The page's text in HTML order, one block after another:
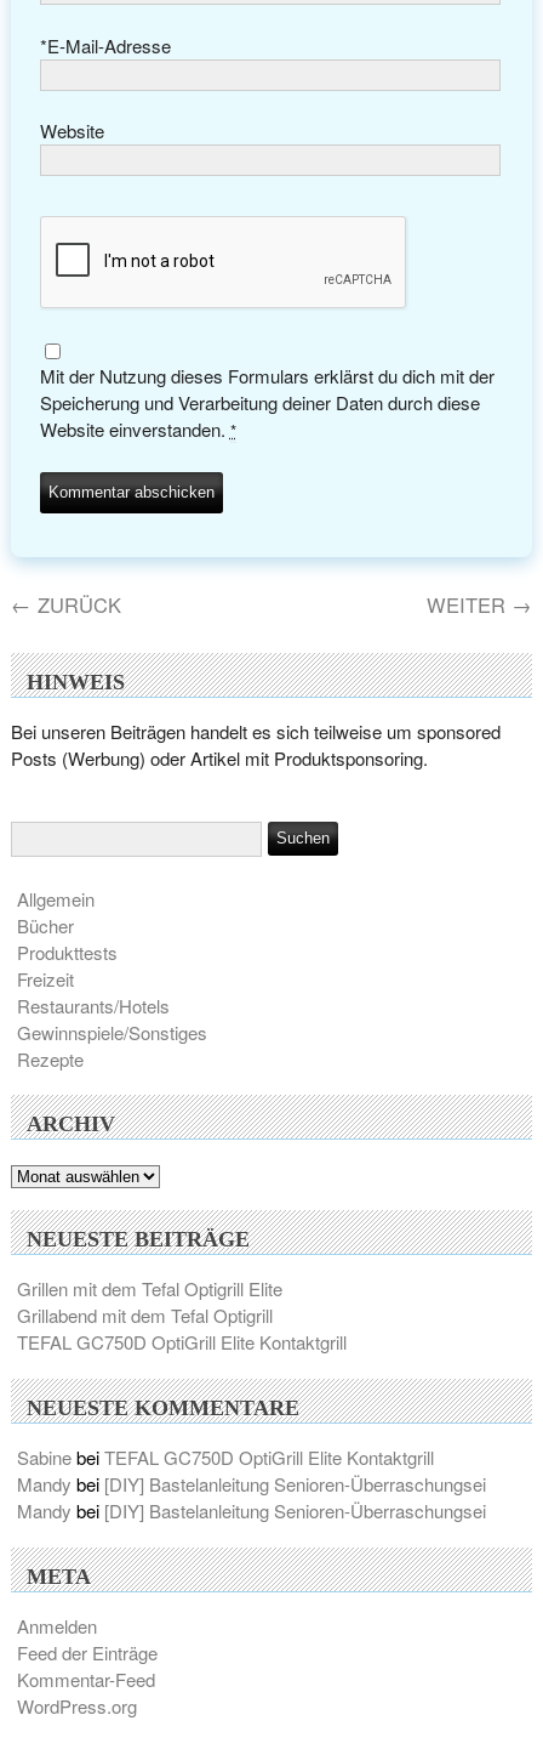
E-Mail-Adresse
*
Website
Mit der Nutzung dieses Formulars erklärst du dich mit der
Speicherung und Verarbeitung deiner Daten durch diese
Website einverstanden. *
← ZURÜCK WEITER →
HINWEIS
Bei unseren Beiträgen handelt es sich teilweise um sponsored
Posts (Werbung) oder Artikel mit Produktsponsoring.
Allgemein
Bücher
Produkttests
Freizeit
Restaurants/Hotels
Gewinnspiele/Sonstiges
Rezepte
ARCHIV
Archiv
NEUESTE BEITRÄGE
Grillen mit dem Tefal Optigrill Elite
Grillabend mit dem Tefal Optigrill
TEFAL GC750D OptiGrill Elite Kontaktgrill
NEUESTE KOMMENTARE
SabinebeiTEFAL GC750D OptiGrill Elite Kontaktgrill
Mandy bei [DIY] Bastelanleitung Senioren-Überraschungsei
Mandy bei [DIY] Bastelanleitung Senioren-Überraschungsei
META
Anmelden
Feed der Einträge
Kommentar-Feed
WordPress.org